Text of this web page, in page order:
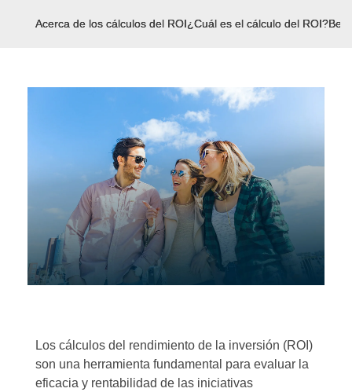
Acerca de los cálculos del ROI¿Cuál es el cálculo del ROI?
Los cálculos del rendimiento de la inversión (ROI)
son una herramienta fundamental para evaluar la
eficacia y rentabilidad de las iniciativas